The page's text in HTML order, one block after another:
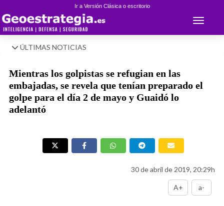
Ir a Versión Clásica o escritorio
Toggle
ÚLTIMAS NOTICIAS
Mientras los golpistas se refugian en las
embajadas, se revela que tenían preparado el
golpe para el día 2 de mayo y Guaidó lo
adelantó
30 de abril de 2019, 20:29h
A+ a-